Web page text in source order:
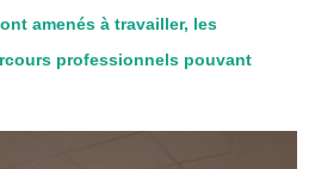
amenés à travailler, les
professionnels pouvant